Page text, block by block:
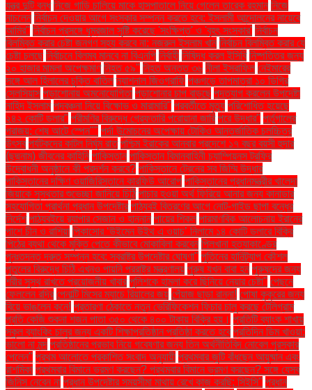
যন্ত্র দুটি বন্ধ নিজে গাড়ি চালিয়ে মাকে হাসপাতালে নিয়ে গেলেন তারেক রহমান নিজে
নাচলেন নির্বাচন দেওয়ার আগে সংস্কার সম্পন্ন করতে হবে: ইসলামী আন্দোলনের নায়েবে
আমির" নির্বাচন প্রসঙ্গে ধূম্রজাল সৃষ্টি করেছে 'সংক্ষিপ্ত' ও 'বৃহৎ সংস্কার' নির্বাচন
বিলম্বিত করার চেষ্টা জনগণ সহ্য করবে না: নজরুল ইসলাম খান নির্বাচন বিলম্বিত করার যে
চেষ্টা চলছে নির্বাচনে বিলম্ব মানবে না বিএনপি নির্বাহী নিষিদ্ধ করল ইসিবি নিষ্পত্তির জন্য
২০ হাজার মামলা অপেক্ষমাণ নিহত ৫৯" নিহত অন্তত ৩৬ নীলা ইসরাফিল নেইমারের
সঙ্গে আল হিলালের চুক্তি বাতিল ন্যাশনাল জিওগ্রাফি পঞ্চগড়ে তাপমাত্রা ১০ ডিগ্রি
সেলসিয়াস পড়াশোনায় অমনোযোগিতা পড়াশোনার চাপ বাড়ছে পদত্যাগ করলেন উপদেষ্টা
নাহিদ ইসলাম পদবঞ্চনা নিয়ে বিক্ষোভ ও মারামারি" পরবর্তীতে মৃত্যু পরিশোধিত হয়েছে
২৪২ কোটি ডলার" পরীমণির বিরুদ্ধে গ্রেফতারি পরোয়ানা জারি পরে উদ্ধার" পর্তুগালের
পরাজয়; শেষ আটে স্পেন"" পর্দা উন্মোচনের অপেক্ষায় টোকিও আন্তর্জাতিক চলচ্চিত্র
উৎসব পর্যটকদের কাটল নির্ঘুম রাত পশ্চিম ইরাকের আনবার প্রদেশে ১৭ বছর বয়সী হুদার
(ছদ্মনাম) জীবনের কাহিনি পাকিস্তান পাকিস্তান বিমানবাহিনী চ্যাম্পিয়নস ট্রফির
উদ্বোধনী অনুষ্ঠানে কী প্রদর্শন করবে? পাকিস্তানে ট্রেনের সব জিম্মি উদ্ধার
পাকিস্তানের দক্ষিণ ওয়াজিরিস্তানে কারফিউ আরোপ পাকিস্তানের প্রধানমন্ত্রীর খালেদা
জিয়াকে সুস্থতার শুভেচ্ছা জানিয়ে চিঠি পাচার হওয়া অর্থ ফিরিয়ে আনার জন্য কানাডার
সহযোগিতা প্রার্থনা প্রধান উপদেষ্টার পাঠ্যবই বিতরণের আগে নোট-গাইড ছাপা বন্ধের
নির্দেশ পাঠ্যবইয়ে র‍্যাপার সেজান ও হান্নান পায়ের শিকল পারমাণবিক আলোচনায় ইরানের
পাশে চীন ও রাশিয়া পিকাসোর ‘উইমেন উইথ এ ওয়াচ’ নিলামে ১৪ কোটি ডলারে বিক্রি
পিঠের ব্যথা থেকে মুক্তি পেতে কীভাবে মোকাবিলা করবেন পিলখানা হত্যাকাণ্ডের
পুনঃতদন্ত দ্রুত সম্পন্ন হবে: স্বরাষ্ট্র উপদেষ্টার ঘোষণা" পুতিনের হানিট্র্যাপ কৌশল
পুতুলের বিরুদ্ধে চিঠি এখনও পায়নি পররাষ্ট্র মন্ত্রণালয় পুরুষ যখন বাবা হন পুরুষদের জন্য
শরীর সুস্থ রাখতে প্রয়োজনীয় খাবার পুলিশকে হামলা করে ছিনিয়ে নেয়ার চেষ্টা" পেছনে
ফেললেন রদ্রি পেনাল্টি মিসের ম্যাচে রিয়ালের জয় পেঁয়াজ ছাড়া রান্না! পোষা কুকুরের জন্য
বিয়ে ভাঙলেন কনে! প্রতারণা ঠেকাতে নতুন ভেরিফিকেশন ফিচার চালু করছে টেলিগ্রাম
প্রতি কেজি শুকনা শজন পাতা ৩৫০ থেকে ৪০০ টাকায় বিক্রি হয়। প্রতিটি ব্যাংক শাখায়
স্কুল ব্যাংকিং চালুর জন্য একটি শিক্ষাপ্রতিষ্ঠান প্রতিষ্ঠা করতে হবে প্রতিদিন ডিম খাওয়া:
ভালো না মন্দ প্রতিষ্ঠানের প্রভাব নিয়ে গবেষণার জন্য তিন অর্থনীতিবিদ নোবেল পুরস্কার
পেলেন" প্রথম আলোতে প্রকাশিত সংবাদ অনুযায়ী প্রথমবার জুটি বাঁধছেন আয়ুষ্মান এবং
রাশমিকা প্রথমবার বিমানে ভ্রমণ করছেন? প্রথমবার বিমানে ভ্রমণ করছেন? সঙ্গে যেসব
জিনিস নেবেন না প্রধান উপদেষ্টার সময়সীমা মাথায় রেখে কাজ করছি: সিইসি" প্রধান